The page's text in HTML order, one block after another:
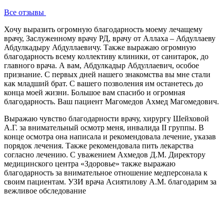
Все отзывы
Хочу выразить огромную благодарность моему лечащему
врачу, Заслуженному врачу РД, врачу от Аллаха – Абдуллаеву
Абдулкадыру Абдуллаевичу. Также выражаю огромную
благодарность всему коллективу клиники, от санитарок, до
главного врача. А вам, Абдулкадыр Абдуллаевич, особое
признание. С первых дней нашего знакомства вы мне стали
как младший брат. С вашего позволения им останетесь до
конца моей жизни. Большое вам спасибо и огромная
благодарность. Ваш пациент Магомедов Ахмед Магомедович.
Выражаю чувство благодарности врачу, хирургу Шейховой
А.Г. за внимательный осмотр меня, инвалида II группы. В
конце осмотра она написала и рекомендовала лечение, указав
порядок лечения. Также рекомендовала пить лекарства
согласно лечению. С уважением Ахмедов Д.М. Директору
медицинского центра «Здоровье» также выражаю
благодарность за внимательное отношение медперсонала к
своим пациентам. УЗИ врача Асиятилову А.М. благодарим за
вежливое обследование